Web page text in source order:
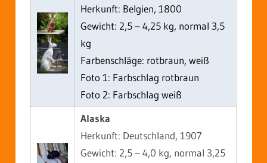
Herkunft: Belgien, 1800
Gewicht: 2,5 – 4,25 kg, normal 3,5
kg
Farbenschläge: rotbraun, weiß
Foto 1: Farbschlag rotbraun
Foto 2: Farbschlag weiß
Alaska
Herkunft: Deutschland, 1907
Gewicht: 2,5 – 4,0 kg, normal 3,25